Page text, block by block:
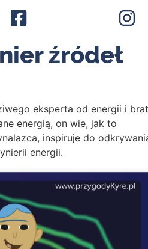
źródeł
eksperta od energii i
energią, on wie, jak to
inspiruje do
energii.